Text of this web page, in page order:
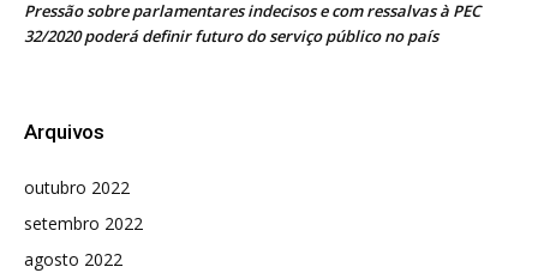
Pressão sobre parlamentares indecisos e com ressalvas à PEC
32/2020 poderá definir futuro do serviço público no país
Arquivos
outubro 2022
setembro 2022
agosto 2022